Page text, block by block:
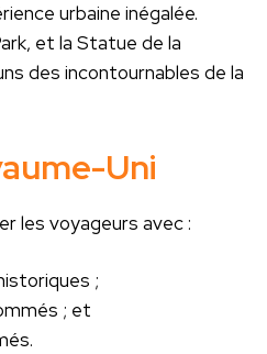
urbaine inégalée.
et la Statue de la
des incontournables de la
Uni
les voyageurs avec :
;
; et